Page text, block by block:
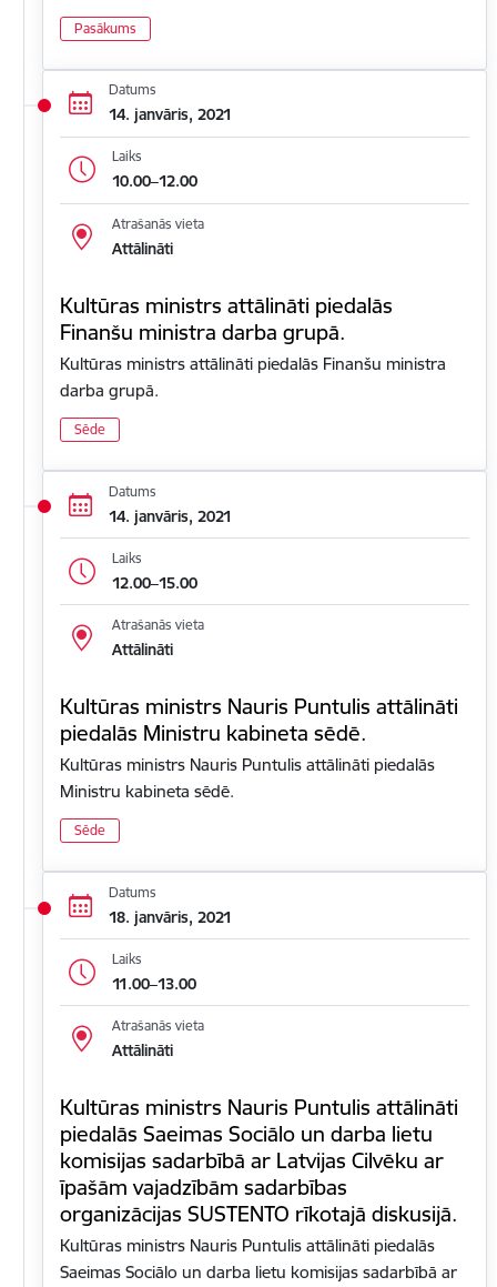
Pasākums
Datums
14. janvāris, 2021
Laiks
10.00–12.00
Atrašanās vieta
Attālināti
Kultūras ministrs attālināti piedalās
Finanšu ministra darba grupā.
Kultūras ministrs attālināti piedalās Finanšu ministra
darba grupā.
Sēde
Datums
14. janvāris, 2021
Laiks
12.00–15.00
Atrašanās vieta
Attālināti
Kultūras ministrs Nauris Puntulis attālināti
piedalās Ministru kabineta sēdē.
Kultūras ministrs Nauris Puntulis attālināti piedalās
Ministru kabineta sēdē.
Sēde
Datums
18. janvāris, 2021
Laiks
11.00–13.00
Atrašanās vieta
Attālināti
Kultūras ministrs Nauris Puntulis attālināti
piedalās Saeimas Sociālo un darba lietu
komisijas sadarbībā ar Latvijas Cilvēku ar
īpašām vajadzībām sadarbības
organizācijas SUSTENTO rīkotajā diskusijā.
Kultūras ministrs Nauris Puntulis attālināti piedalās
Saeimas Sociālo un darba lietu komisijas sadarbībā ar